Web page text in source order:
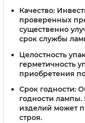
Качество:
проверенных
существенно
срок службы
Целостность
герметичность
приобретения
Срок годности:
годности
изделий может
строя.